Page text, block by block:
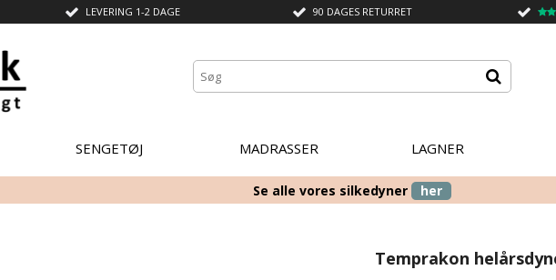
LEVERING 1-2 DAGE 90 DAGES RETURRET
SENGETØJ MADRASSER LAGNER
Se alle vores silkedyner her
Temprakon